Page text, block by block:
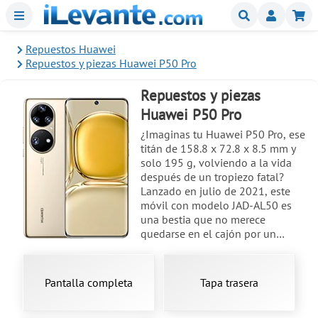
Menu Buscar
Repuestos Huawei
Repuestos y piezas Huawei P50 Pro
Repuestos y piezas
Huawei P50 Pro
¿Imaginas tu Huawei P50 Pro, ese
titán de 158.8 x 72.8 x 8.5 mm y
solo 195 g, volviendo a la vida
después de un tropiezo fatal?
Lanzado en julio de 2021, este
móvil con modelo JAD-AL50 es
una bestia que no merece
quedarse en el cajón por un
para su reparación
enfocándonos en pantallas
Pantalla completa Tapa trasera